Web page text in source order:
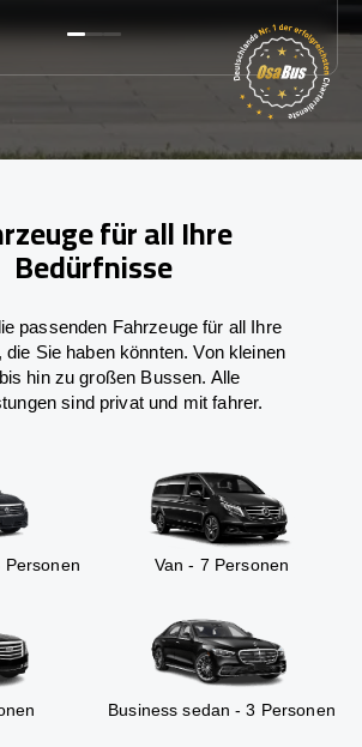
für all Ihre
Bedürfnisse
passenden Fahrzeuge für all Ihre
die Sie haben könnten. Von kleinen
hin zu großen Bussen. Alle
sind privat und mit fahrer.
Personen Van - 7 Personen
Business sedan - 3 Personen